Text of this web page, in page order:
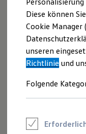
Sportwagen
Schnell
Angebote und
Aktuelle
E-Auto-
Junge
Diese können
Cookie
unseren
Richtlinie und
Folgende